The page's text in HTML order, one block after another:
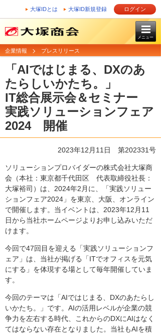
大塚IDとは 大塚ID新規登録 ログイン
メニュー
企業情報 プレスリリース
「AIではじまる、DXのあ
たらしいかたち。」
IT総合展示会＆セミナー
実践ソリューションフェア
2024 開催
2023年12月11日 第202331号
ソリューションプロバイダーの株式会社大塚商
会（本社：東京都千代田区 代表取締役社長：
大塚裕司）は、2024年2月に、「実践ソリュー
ションフェア2024」を東京、大阪、オンライン
で開催します。当イベントは、2023年12月11
日から当社ホームページよりお申し込みいただ
けます。
今回で47回目を迎える「実践ソリューションフ
ェア」は、当社が掲げる「ITでオフィスを元気
にする」を体現する場として毎年開催していま
す。
今回のテーマは「AIではじまる、DXのあたらし
いかたち。」です。AIの活用レベルが企業の競
争力を左右する時代、これからのDXにAIはなく
てはならない存在となりました。当社もAIを積